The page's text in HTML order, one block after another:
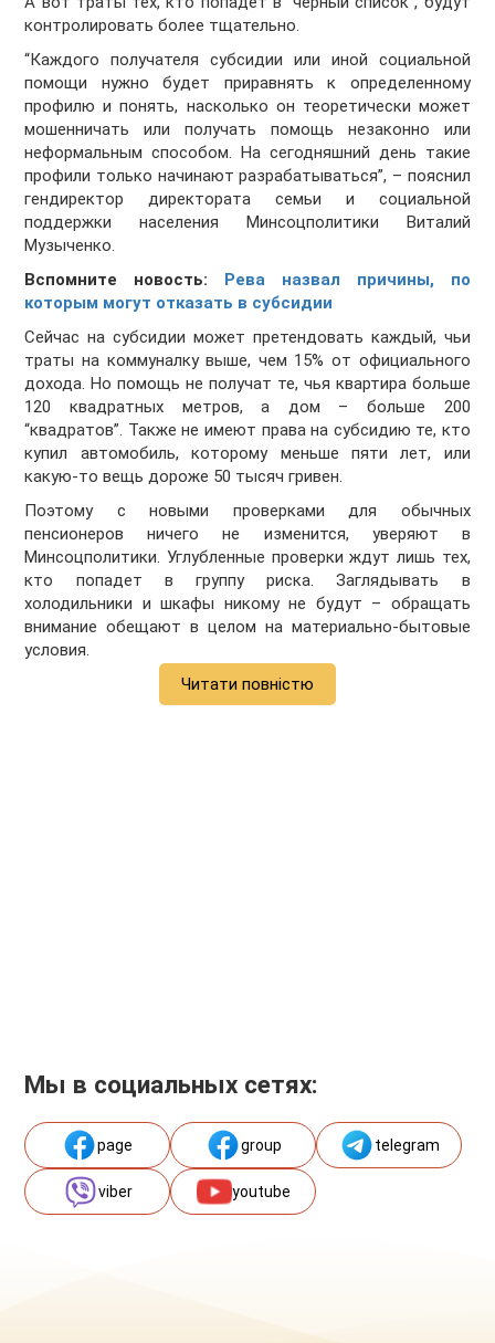
контролировать более тщательно.
“Каждого получателя субсидии или иной социальной
помощи нужно будет приравнять к определенному
профилю и понять, насколько он теоретически может
мошенничать или получать помощь незаконно или
неформальным способом. На сегодняшний день такие
профили только начинают разрабатываться”, – пояснил
гендиректор директората семьи и социальной
поддержки населения Минсоцполитики Виталий
Музыченко.
Вспомните новость: Рева назвал причины, по
которым могут отказать в субсидии
Сейчас на субсидии может претендовать каждый, чьи
траты на коммуналку выше, чем 15% от официального
дохода. Но помощь не получат те, чья квартира больше
120 квадратных метров, а дом – больше 200
“квадратов”. Также не имеют права на субсидию те, кто
купил автомобиль, которому меньше пяти лет, или
какую-то вещь дороже 50 тысяч гривен.
Поэтому с новыми проверками для обычных
пенсионеров ничего не изменится, уверяют в
Минсоцполитики. Углубленные проверки ждут лишь тех,
кто попадет в группу риска. Заглядывать в
холодильники и шкафы никому не будут – обращать
внимание обещают в целом на материально-бытовые
условия.
Читати повністю
Мы в социальных сетях:
page group telegram
viber youtube